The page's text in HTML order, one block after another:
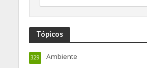
Tópicos
Ambiente
329